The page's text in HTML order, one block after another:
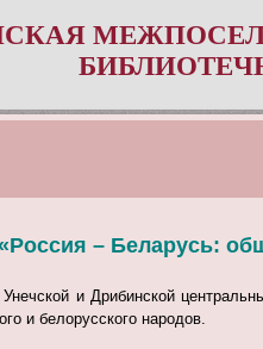
– Беларусь:
и Дрибинской
и белорусского народов.